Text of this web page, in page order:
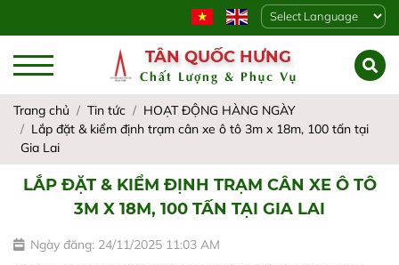
Powered by
TÂN QUỐC HƯNG
Chất Lượng & Phục Vụ
Trang chủ Tin tức
HOẠT ĐỘNG HÀNG NGÀY
Lắp đặt & kiểm định trạm cân xe ô tô 3m x 18m, 100 tấn tại
Gia Lai
LẮP ĐẶT & KIỂM ĐỊNH TRẠM CÂN XE Ô TÔ
3M X 18M, 100 TẤN TẠI GIA LAI
Ngày đăng: 24/11/2025 11:03 AM